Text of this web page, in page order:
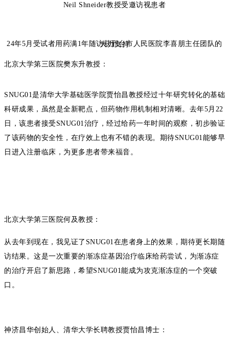
Neil Shneider教授受邀访视患者
24年5月受试者用药满1年随访获邢台市人民医院李喜朋主任团队的大力支持
北京大学第三医院樊东升教授：
SNUG01是清华大学基础医学院贾怡昌教授经过十年研究转化的基础
科研成果，虽然是全新靶点，但药物作用机制相对清晰。去年5 月 22
日，该患者接受 SNUG01 治疗，经过给药一年时间的观察，初步验证
了该药物的安全性，在疗效上也有不错的表现。期待SNUG01 能够早
日进入注册临床，为更多患者带来福音。
北京大学第三医院何及教授：
从去年到现在，我见证了 SNUG01 在患者身上的效果，期待更长期随
访结果。这是一次重要的渐冻症基因治疗临床给药尝试，为渐冻症
的治疗开启了新思路，希望SNUG01能成为攻克渐冻症的一个突破
口。
神济昌华创始人、清华大学长聘教授贾怡昌博士：